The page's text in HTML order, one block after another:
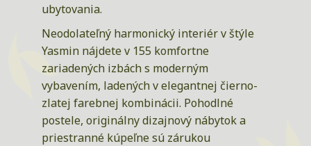
ubytovania.
Neodolateľný harmonický interiér v štýle
Yasmin nájdete v 155 komfortne
zariadených izbách s moderným
vybavením, ladených v elegantnej čierno-
zlatej farebnej kombinácii. Pohodlné
postele, originálny dizajnový nábytok a
priestranné kúpeľne sú zárukou